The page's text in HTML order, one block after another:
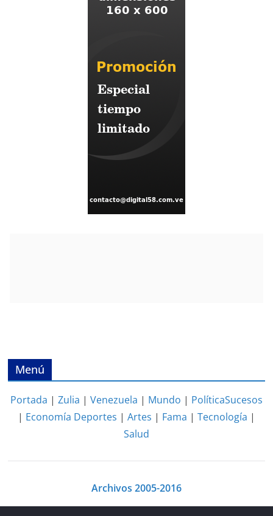
Menú
Portada | Zulia | Venezuela | Mundo | PolíticaSucesos
| Economía Deportes | Artes | Fama | Tecnología |
Salud
Archivos 2005-2016